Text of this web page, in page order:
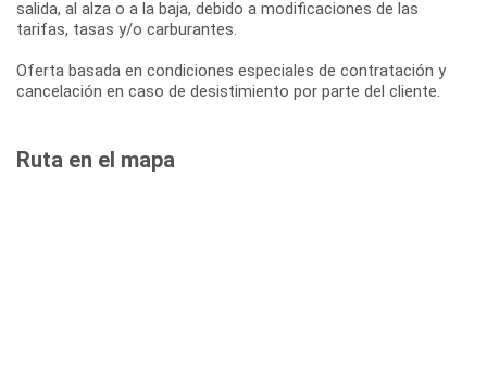
salida, al alza o a la baja, debido a modificaciones de las
tarifas, tasas y/o carburantes.
Oferta basada en condiciones especiales de contratación y
cancelación en caso de desistimiento por parte del cliente.
Ruta en el mapa